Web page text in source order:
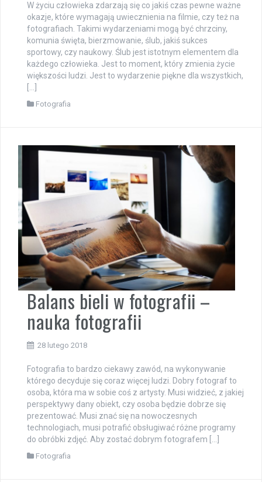
W życiu człowieka zdarzają się co jakiś czas pewne ważne
okazje, które wymagają uwiecznienia na filmie, czy też na
fotografiach. Takimi wydarzeniami mogą być chrzciny,
komunia święta, bierzmowanie, ślub, jakiś sukces
sportowy, czy naukowy. Ślub jest istotnym elementem dla
każdego człowieka. Jest to moment, który zmienia życie
większości ludzi. Jest to wydarzenie piękne dla wszystkich,
Fotografia
Balans bieli w fotografii –
nauka fotografii
28 lutego 2018
Fotografia to bardzo ciekawy zawód, na wykonywanie
którego decyduje się coraz więcej ludzi. Dobry fotograf to
osoba, która ma w sobie coś z artysty. Musi widzieć, z jakiej
perspektywy dany obiekt, czy osoba będzie dobrze się
prezentować. Musi znać się na nowoczesnych
technologiach, musi potrafić obsługiwać różne programy
do obróbki zdjęć. Aby zostać dobrym fotografem […]
Fotografia